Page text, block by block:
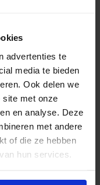
advertenties te
media te bieden
Ook delen we
site met onze
en analyse. Deze
met andere
of die ze hebben
hun services.
827 E27 A67
120W